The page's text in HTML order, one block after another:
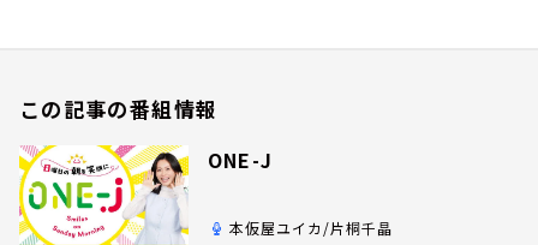
この記事の番組情報
ONE-J
本仮屋ユイカ/片桐千晶